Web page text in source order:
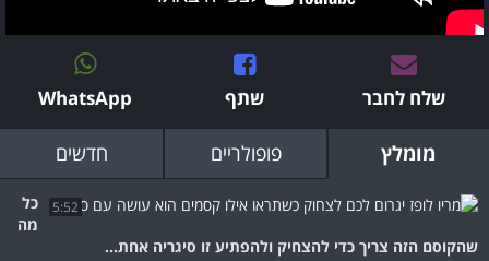
שלח לחבר שתף WhatsApp
מומלץ פופולריים חדשים
5:52
כל
מה
שהקוסם הזה צריך כדי להצחיק ולהפתיע זו סיגריה אחת...